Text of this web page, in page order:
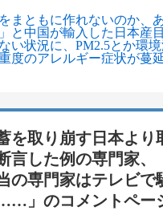
をまともに作れないのか、
中国が輸入した日本産
い状況に、PM2.5とか環
度のアレルギー症状が蔓
を取り崩す日本よ
言した例の専門家、
の専門家はテレビ
」 のコメントペー